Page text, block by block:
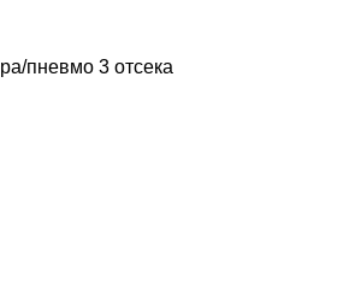
пневмо 3 отсека